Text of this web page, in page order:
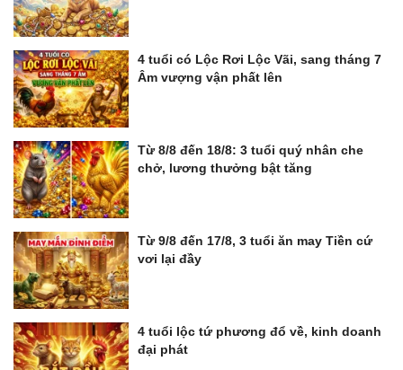
4 tuổi có Lộc Rơi Lộc Vãi, sang tháng 7
Âm vượng vận phất lên
Từ 8/8 đến 18/8: 3 tuổi quý nhân che
chở, lương thưởng bật tăng
Từ 9/8 đến 17/8, 3 tuổi ăn may Tiền cứ
vơi lại đầy
4 tuổi lộc tứ phương đổ về, kinh doanh
đại phát